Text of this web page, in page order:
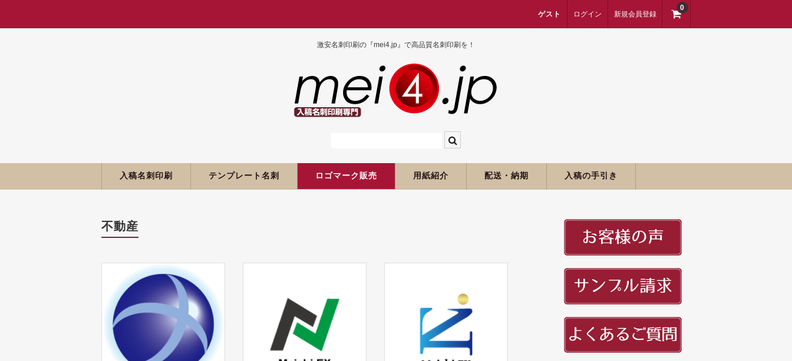
激安名刺印刷の『mei4.jp』で高品質名刺印刷を！
ゲスト ログイン 新規会員登録
0
入稿名刺印刷 テンプレート名刺 ロゴマーク販売 用紙紹介 配送・納期 入稿の手引き
不動産